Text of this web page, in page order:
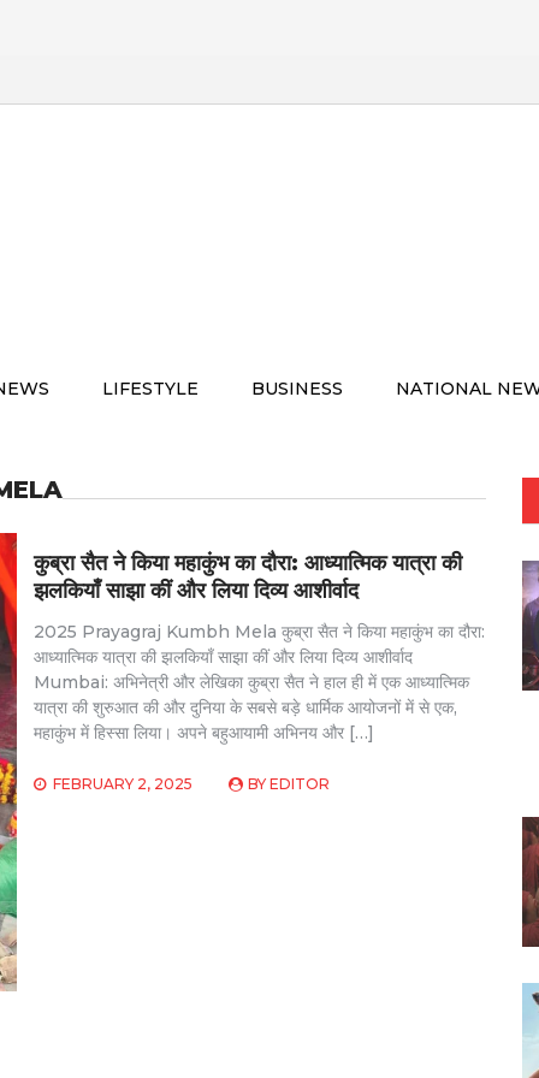
LIFESTYLE BUSINESS NATIONAL
कुब्रा सैत ने किया महाकुंभ का दौरा: आध्यात्मिक यात्रा की
झलकियाँ साझा कीं और लिया दिव्य आशीर्वाद
2025 Prayagraj Kumbh Mela कुब्रा सैत ने किया महाकुंभ का दौरा:
आध्यात्मिक यात्रा की झलकियाँ साझा कीं और लिया दिव्य आशीर्वाद
Mumbai: अभिनेत्री और लेखिका कुब्रा सैत ने हाल ही में एक आध्यात्मिक
यात्रा की शुरुआत की और दुनिया के सबसे बड़े धार्मिक आयोजनों में से एक,
महाकुंभ में हिस्सा लिया। अपने बहुआयामी अभिनय और […]
FEBRUARY 2, 2025 BY EDITOR